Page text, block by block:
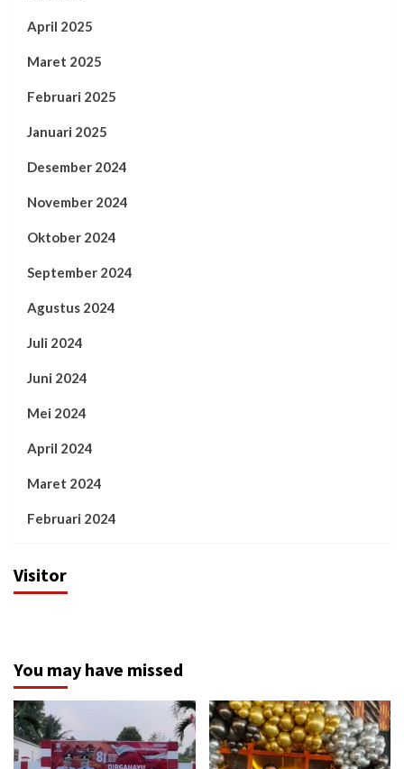
April 2025
Maret 2025
Februari 2025
Januari 2025
Desember 2024
November 2024
Oktober 2024
September 2024
Agustus 2024
Juli 2024
Juni 2024
Mei 2024
April 2024
Maret 2024
Februari 2024
Visitor
You may have missed